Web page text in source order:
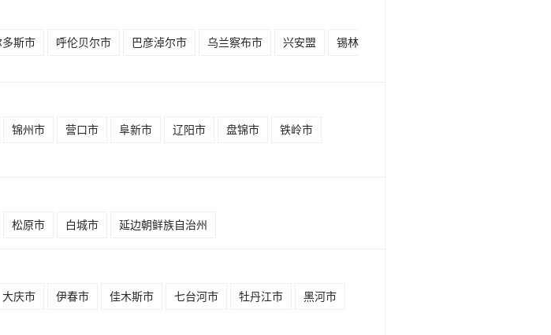
多斯市 呼伦贝尔市 巴彦淖尔市 乌兰察布市 兴安盟
锡林
锦州市 营口市 阜新市 辽阳市 盘锦市
铁岭市
松原市 白城市 延边朝鲜族自治州
大庆市 伊春市 佳木斯市 七台河市 牡丹江市
黑河市